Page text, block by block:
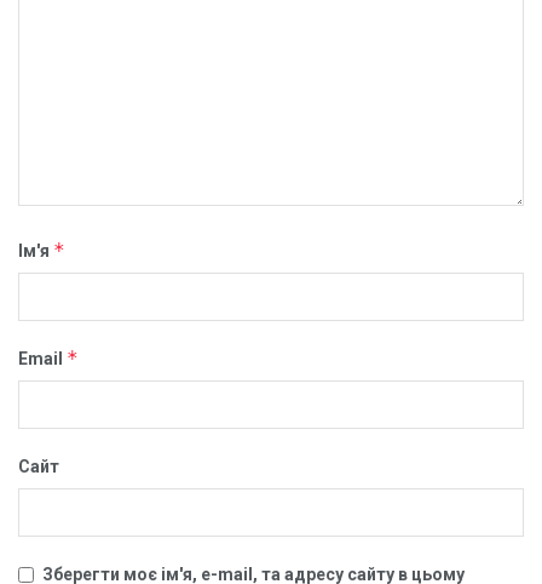
Ім'я *
Email *
Сайт
Зберегти моє ім'я, e-mail, та адресу сайту в цьому